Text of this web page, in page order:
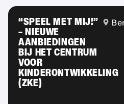
“SPEEL MET MIJ!”
– NIEUWE
AANBIEDINGEN
BIJ HET CENTRUM
VOOR
KINDERONTWIKKELING
(ZKE)